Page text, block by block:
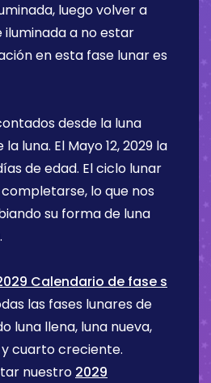
luego volver a
a no estar
en esta fase lunar es
desde la luna
la luna. El Mayo 12, 2029 la
de edad. El ciclo lunar
lo que nos
su forma de luna
Calendario de fase s
las fases lunares de
luna llena, luna nueva,
cuarto creciente.
nuestro 2029